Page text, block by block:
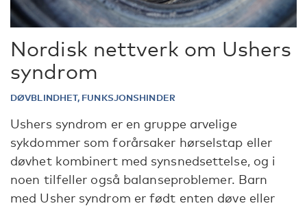
Nordisk nettverk om Ushers
syndrom
DØVBLINDHET, FUNKSJONSHINDER
Ushers syndrom er en gruppe arvelige
sykdommer som forårsaker hørselstap eller
døvhet kombinert med synsnedsettelse, og i
noen tilfeller også balanseproblemer. Barn
med Usher syndrom er født enten døve eller